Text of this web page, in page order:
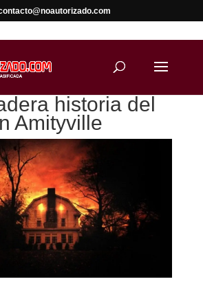
historia del
Amityville